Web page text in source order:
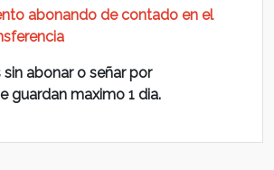
abonando de contado en el
abonar o señar por
guardan maximo 1 dia.